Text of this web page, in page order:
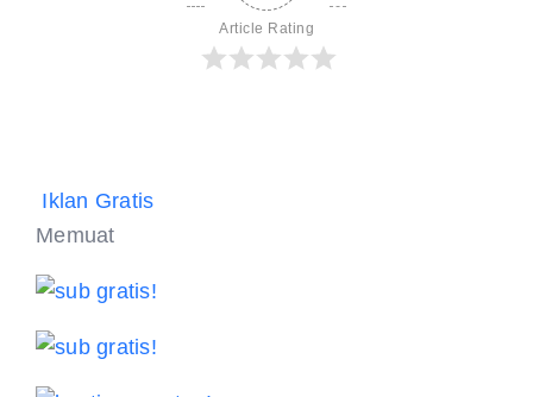
Article Rating
Iklan Gratis
Memuat